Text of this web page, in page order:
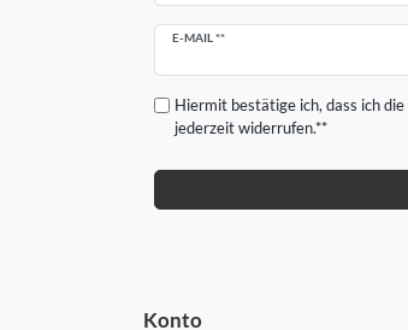
E-MAIL **
Newsletter
Hiermit bestätige ich, dass ich die
jederzeit widerrufen.**
Konto